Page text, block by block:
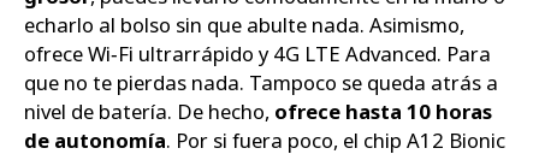
echarlo al bolso sin que abulte nada. Asimismo,
ofrece Wi‑Fi ultrarrápido y 4G LTE Advanced. Para
que no te pierdas nada. Tampoco se queda atrás a
nivel de batería. De hecho, ofrece hasta 10 horas
de autonomía. Por si fuera poco, el chip A12 Bionic